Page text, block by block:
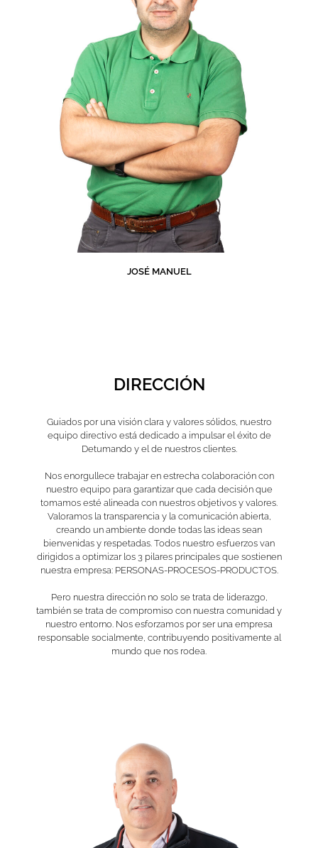
JOSÉ MANUEL
DIRECCIÓN
Guiados por una visión clara y valores sólidos, nuestro
equipo directivo está dedicado a impulsar el éxito de
Detumando y el de nuestros clientes.
Nos enorgullece trabajar en estrecha colaboración con
nuestro equipo para garantizar que cada decisión que
tomamos esté alineada con nuestros objetivos y valores.
Valoramos la transparencia y la comunicación abierta,
creando un ambiente donde todas las ideas sean
bienvenidas y respetadas. Todos nuestro esfuerzos van
dirigidos a optimizar los 3 pilares principales que sostienen
nuestra empresa: PERSONAS-PROCESOS-PRODUCTOS.
Pero nuestra dirección no solo se trata de liderazgo,
también se trata de compromiso con nuestra comunidad y
nuestro entorno. Nos esforzamos por ser una empresa
responsable socialmente, contribuyendo positivamente al
mundo que nos rodea.